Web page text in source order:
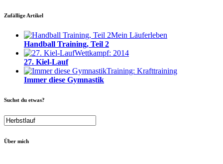
Zufällige Artikel
Mein Läuferleben
Handball Training, Teil 2
Wettkampf: 2014
27. Kiel-Lauf
Training: Krafttraining
Immer diese Gymnastik
Suchst du etwas?
Über mich